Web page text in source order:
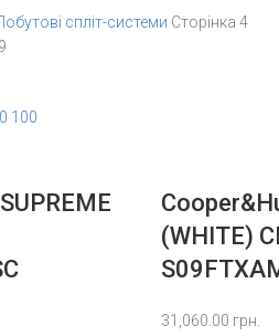
спліт-системи Сторінка 4
100
(WHITE)
31,060.00 грн.